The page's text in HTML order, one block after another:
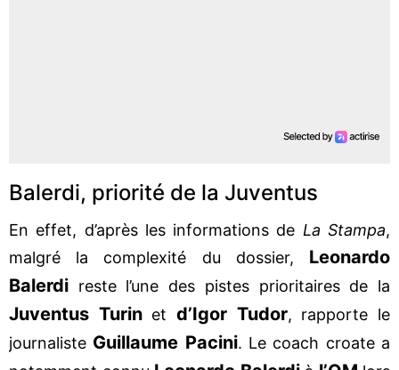
Balerdi, priorité de la Juventus
En effet, d’après les informations de La Stampa,
malgré la complexité du dossier, Leonardo
Balerdi reste l’une des pistes prioritaires de la
Juventus Turinetd’Igor Tudor, rapporte le
journaliste Guillaume Pacini. Le coach croate a